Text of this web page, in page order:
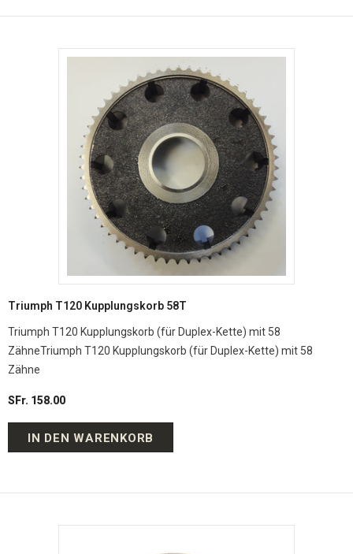
Triumph T120 Kupplungskorb 58T
Triumph T120 Kupplungskorb (für Duplex-Kette) mit 58
ZähneTriumph T120 Kupplungskorb (für Duplex-Kette) mit 58
Zähne
SFr. 158.00
IN DEN WARENKORB